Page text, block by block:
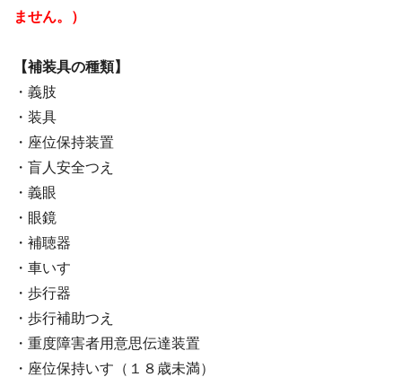
ません。）
【補装具の種類】
・義肢
・装具
・座位保持装置
・盲人安全つえ
・義眼
・眼鏡
・補聴器
・車いす
・歩行器
・歩行補助つえ
・重度障害者用意思伝達装置
・座位保持いす（１８歳未満）